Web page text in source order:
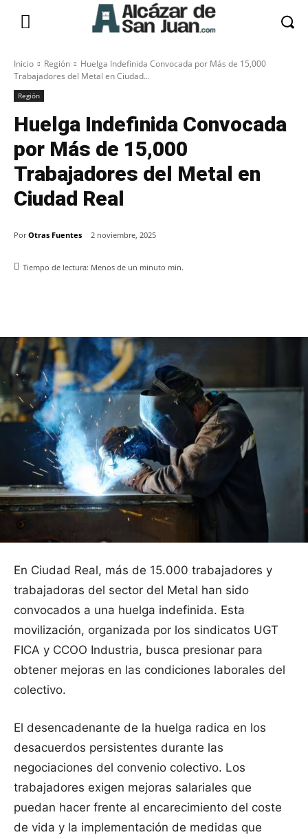
Inicio Región
Huelga Indefinida Convocada por Más de 15,000
Trabajadores del Metal en Ciudad...
Región
Huelga Indefinida Convocada
por Más de 15,000
Trabajadores del Metal en
Ciudad Real
Por Otras Fuentes 2 noviembre, 2025
Tiempo de lectura: Menos de un minuto min.
En Ciudad Real, más de 15.000 trabajadores y
trabajadoras del sector del Metal han sido
convocados a una huelga indefinida. Esta
movilización, organizada por los sindicatos UGT
FICA y CCOO Industria, busca presionar para
obtener mejoras en las condiciones laborales del
colectivo.
El desencadenante de la huelga radica en los
desacuerdos persistentes durante las
negociaciones del convenio colectivo. Los
trabajadores exigen mejoras salariales que
puedan hacer frente al encarecimiento del coste
de vida y la implementación de medidas que